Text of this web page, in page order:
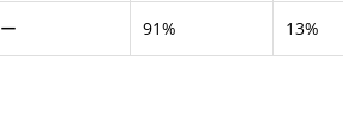
ー 91% 13%